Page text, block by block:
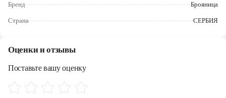
Бренд Брояница
Страна СЕРБИЯ
Оценки и отзывы
Поставьте вашу оценку